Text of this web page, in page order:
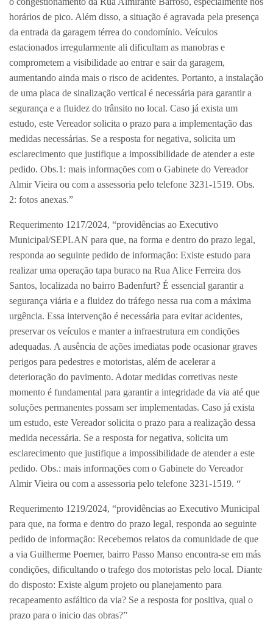
horários de pico. Além disso, a situação é agravada pela presença
da entrada da garagem térrea do condomínio. Veículos
estacionados irregularmente ali dificultam as manobras e
comprometem a visibilidade ao entrar e sair da garagem,
aumentando ainda mais o risco de acidentes. Portanto, a instalação
de uma placa de sinalização vertical é necessária para garantir a
segurança e a fluidez do trânsito no local. Caso já exista um
estudo, este Vereador solicita o prazo para a implementação das
medidas necessárias. Se a resposta for negativa, solicita um
esclarecimento que justifique a impossibilidade de atender a este
pedido. Obs.1: mais informações com o Gabinete do Vereador
Almir Vieira ou com a assessoria pelo telefone 3231-1519. Obs.
2: fotos anexas.”
Requerimento 1217/2024, “providências ao Executivo
Municipal/SEPLAN para que, na forma e dentro do prazo legal,
responda ao seguinte pedido de informação: Existe estudo para
realizar uma operação tapa buraco na Rua Alice Ferreira dos
Santos, localizada no bairro Badenfurt? É essencial garantir a
segurança viária e a fluidez do tráfego nessa rua com a máxima
urgência. Essa intervenção é necessária para evitar acidentes,
preservar os veículos e manter a infraestrutura em condições
adequadas. A ausência de ações imediatas pode ocasionar graves
perigos para pedestres e motoristas, além de acelerar a
deterioração do pavimento. Adotar medidas corretivas neste
momento é fundamental para garantir a integridade da via até que
soluções permanentes possam ser implementadas. Caso já exista
um estudo, este Vereador solicita o prazo para a realização dessa
medida necessária. Se a resposta for negativa, solicita um
esclarecimento que justifique a impossibilidade de atender a este
pedido. Obs.: mais informações com o Gabinete do Vereador
Almir Vieira ou com a assessoria pelo telefone 3231-1519. “
Requerimento 1219/2024, “providências ao Executivo Municipal
para que, na forma e dentro do prazo legal, responda ao seguinte
pedido de informação: Recebemos relatos da comunidade de que
a via Guilherme Poerner, bairro Passo Manso encontra-se em más
condições, dificultando o trafego dos motoristas pelo local. Diante
do disposto: Existe algum projeto ou planejamento para
recapeamento asfáltico da via? Se a resposta for positiva, qual o
prazo para o inicio das obras?”